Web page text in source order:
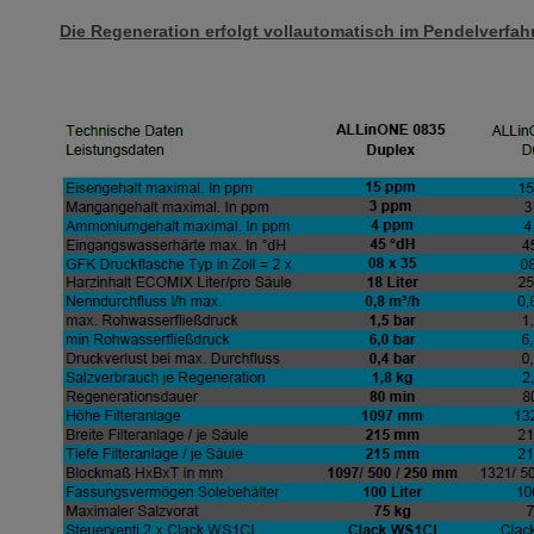
Die Regeneration erfolgt vollautomatisch im